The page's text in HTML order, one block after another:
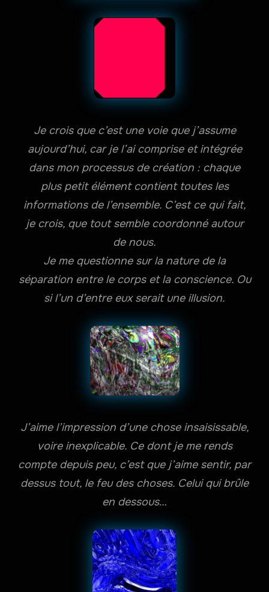
Je crois que c’est une voie que j’assume
aujourd’hui, car je l’ai comprise et intégrée
dans mon processus de création : chaque
plus petit élément contient toutes les
informations de l’ensemble. C’est ce qui fait,
je crois, que tout semble coordonné autour
de nous.
Je me questionne sur la nature de la
séparation entre le corps et la conscience. Ou
si l’un d’entre eux serait une illusion.
J’aime l’impression d’une chose insaisissable,
voire inexplicable. Ce dont je me rends
compte depuis peu, c’est que j’aime sentir, par
dessus tout, le feu des choses. Celui qui brûle
en dessous…